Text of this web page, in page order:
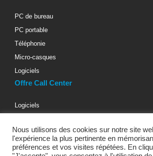
PC de bureau
PC portable
Téléphonie
Micro-casques
Logiciels
Offre Call Center
Logiciels
Materiels informatiques
Micro-casques téléphoniques
Nous utilisons des cookies sur notre site
l'expérience la plus pertinente en
préférences et vos visites répétées. En